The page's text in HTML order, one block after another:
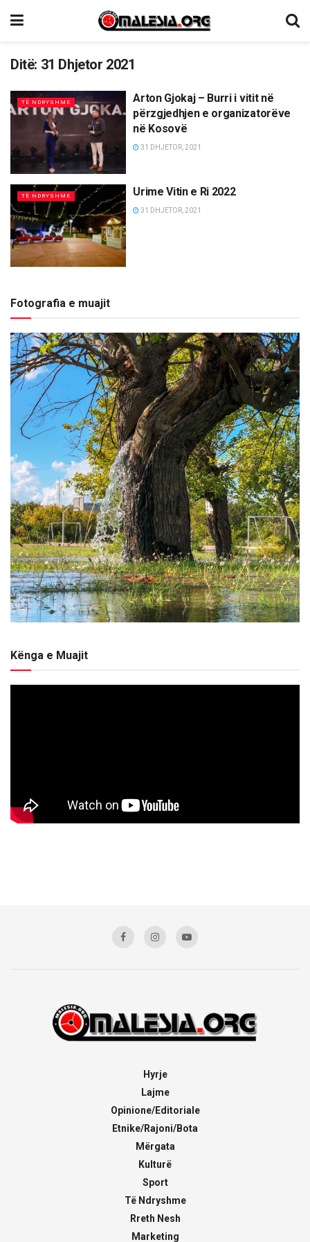
Ditë: 31 Dhjetor 2021
TË NDRYSHME
Arton Gjokaj – Burri i vitit në
përzgjedhjen e organizatorëve
në Kosovë
31 DHJETOR, 2021
TË NDRYSHME Urime Vitin e Ri 2022
31 DHJETOR, 2021
Fotografia e muajit
Kënga e Muajit
Hyrje
Lajme
Opinione/Editoriale
Etnike/Rajoni/Bota
Mërgata
Kulturë
Sport
Të Ndryshme
Rreth Nesh
Marketing